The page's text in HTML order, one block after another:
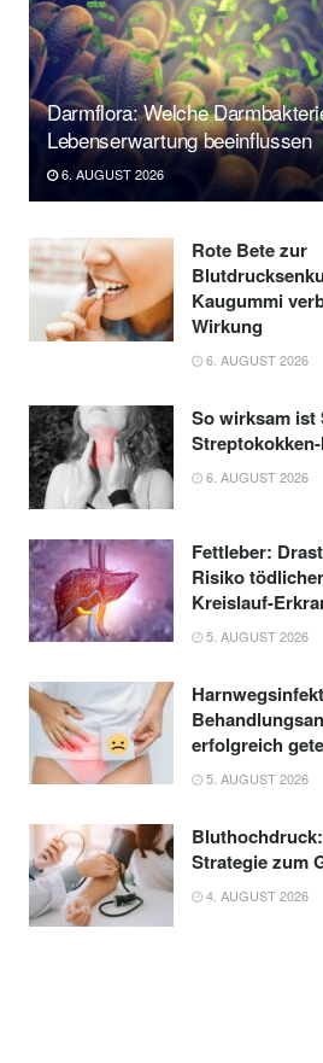
Darmflora: Welche
Lebenserwartung beeinflussen
6. AUGUST 2026
Rote Bete zur
Kaugummi
Wirkung
6. AUGUST 2026
So wirksam ist
6. AUGUST 2026
Fettleber:
Risiko
Kreislauf-
5. AUGUST 2026
erfolgreich
5. AUGUST 2026
Strategie zum
4. AUGUST 2026